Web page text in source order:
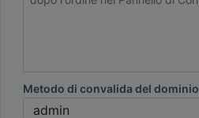
Metodo di convalida del dominio